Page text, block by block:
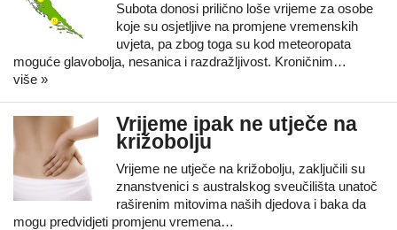
Subota donosi prilično loše vrijeme za osobe
koje su osjetljive na promjene vremenskih
uvjeta, pa zbog toga su kod meteoropata
moguće glavobolja, nesanica i razdražljivost. Kroničnim…
više »
Vrijeme ipak ne utječe na
križobolju
Vrijeme ne utječe na križobolju, zaključili su
znanstvenici s australskog sveučilišta unatoč
raširenim mitovima naših djedova i baka da
mogu predvidjeti promjenu vremena…